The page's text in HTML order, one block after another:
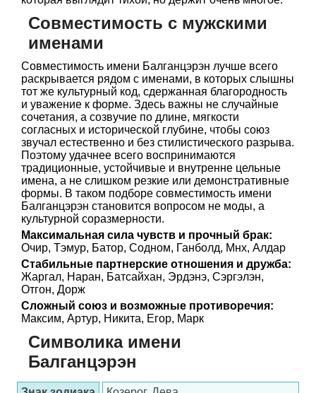
Совместимость с мужскими
именами
Совместимость имени Балганцэрэн лучше всего
раскрывается рядом с именами, в которых слышны
тот же культурный код, сдержанная благородность
и уважение к форме. Здесь важны не случайные
сочетания, а созвучие по длине, мягкости
согласных и исторической глубине, чтобы союз
звучал естественно и без стилистического разрыва.
Поэтому удачнее всего воспринимаются
традиционные, устойчивые и внутренне цельные
имена, а не слишком резкие или демонстративные
формы. В таком подборе совместимость имени
Балганцэрэн становится вопросом не моды, а
культурной соразмерности.
Максимальная сила чувств и прочный брак:
Очир, Тэмур, Батор, Содном, Ганболд, Мнх, Алдар
Стабильные партнерские отношения и дружба:
Жаргал, Наран, Батсайхан, Эрдэнэ, Сэргэлэн,
Отгон, Дорж
Сложный союз и возможные противоречия:
Максим, Артур, Никита, Егор, Марк
Символика имени
Балганцэрэн